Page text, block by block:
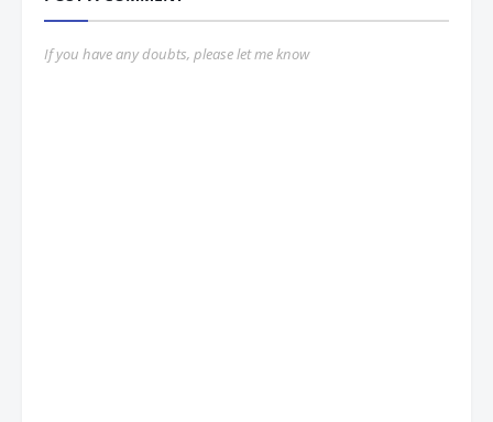
If you have any doubts, please let me know